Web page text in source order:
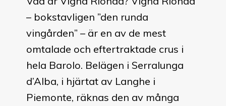
– bokstavligen ”den runda
vingården” – är en av de mest
omtalade och eftertraktade crus i
hela Barolo. Belägen i Serralunga
d’Alba, i hjärtat av Langhe i
Piemonte, räknas den av många